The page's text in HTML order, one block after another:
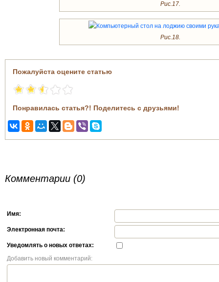
Рис.17.
Рис.18.
Пожалуйста оцените статью
Понравилась статья?! Поделитесь с друзьями!
Комментарии (0)
Имя:
Электронная почта:
Уведомлять о новых ответах:
Добавить новый комментарий: